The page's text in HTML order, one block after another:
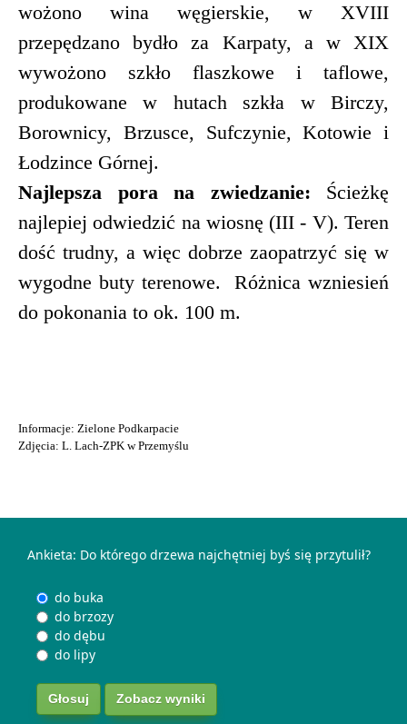
wożono wina węgierskie, w XVIII
przepędzano bydło za Karpaty, a w XIX
wywożono szkło flaszkowe i taflowe,
produkowane w hutach szkła w Birczy,
Borownicy, Brzusce, Sufczynie, Kotowie i
Łodzince Górnej.
Najlepsza pora na zwiedzanie: Ścieżkę
najlepiej odwiedzić na wiosnę (III - V). Teren
dość trudny, a więc dobrze zaopatrzyć się w
wygodne buty terenowe. Różnica wzniesień
do pokonania to ok. 100 m.
Informacje: Zielone Podkarpacie
Zdjęcia: L. Lach-ZPK w Przemyślu
Ankieta: Do którego drzewa najchętniej byś się przytulił?
do buka
do brzozy
do dębu
do lipy
Zobacz wyniki